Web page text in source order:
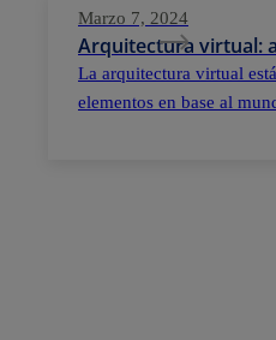
Marzo 7, 2024
Arquitectura virtual:
La arquitectura virtual
elementos en base al